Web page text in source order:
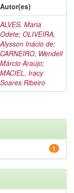
Autor(es)
ALVES, Maria
Odete; OLIVEIRA,
Alysson Inácio de;
CARNEIRO, Wendell
Márcio Araújo;
MACIEL, Iracy
Soares Ribeiro
1